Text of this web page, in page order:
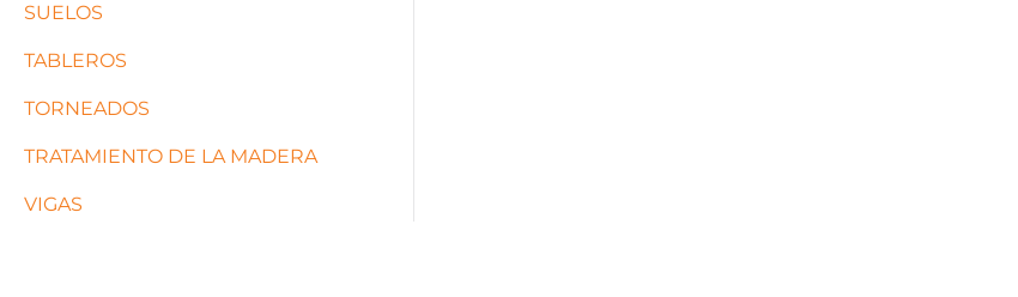
SUELOS
TABLEROS
TORNEADOS
TRATAMIENTO DE LA MADERA
VIGAS